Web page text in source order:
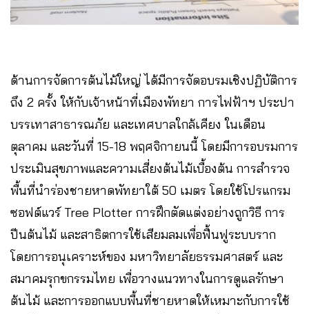
ด้านการจัดการต้นไม้ใหญ่ ได้มีการจัดอบรมเชิงปฏิบัติการ
ถึง 2 ครั้ง ให้กับเจ้าหน้าที่เมืองพัทยา การไฟฟ้าฯ ประปา
บรรเทาสาธารณภัย และเทศบาลใกล้เคียง ในเดือน
ตุลาคม และวันที่ 15-18 พฤศจิกายนนี้ โดยมีการอบรมการ
ประเมินสุขภาพและความเสี่ยงต้นไม้เบื้องต้น การสำรวจ
พื้นที่นำร่องชายหาดพัทยาใต้ 50 เมตร โดยใช้โปรแกรม
ซอฟต์แวร์ Tree Plotter การฝึกตัดแต่งอย่างถูกวิธี การ
ปีนต้นไม้ และสาธิตการใช้เสียมลมเพื่อฟื้นฟูระบบราก
โดยการอนุเคราะห์ของ มหาวิทยาลัยธรรมศาสตร์ และ
สมาคมรุกขกรรมไทย เพื่อวางแนวทางในการดูแลรักษา
ต้นไม้ และการออกแบบพื้นที่ชายหาดให้เหมาะกับการใช้